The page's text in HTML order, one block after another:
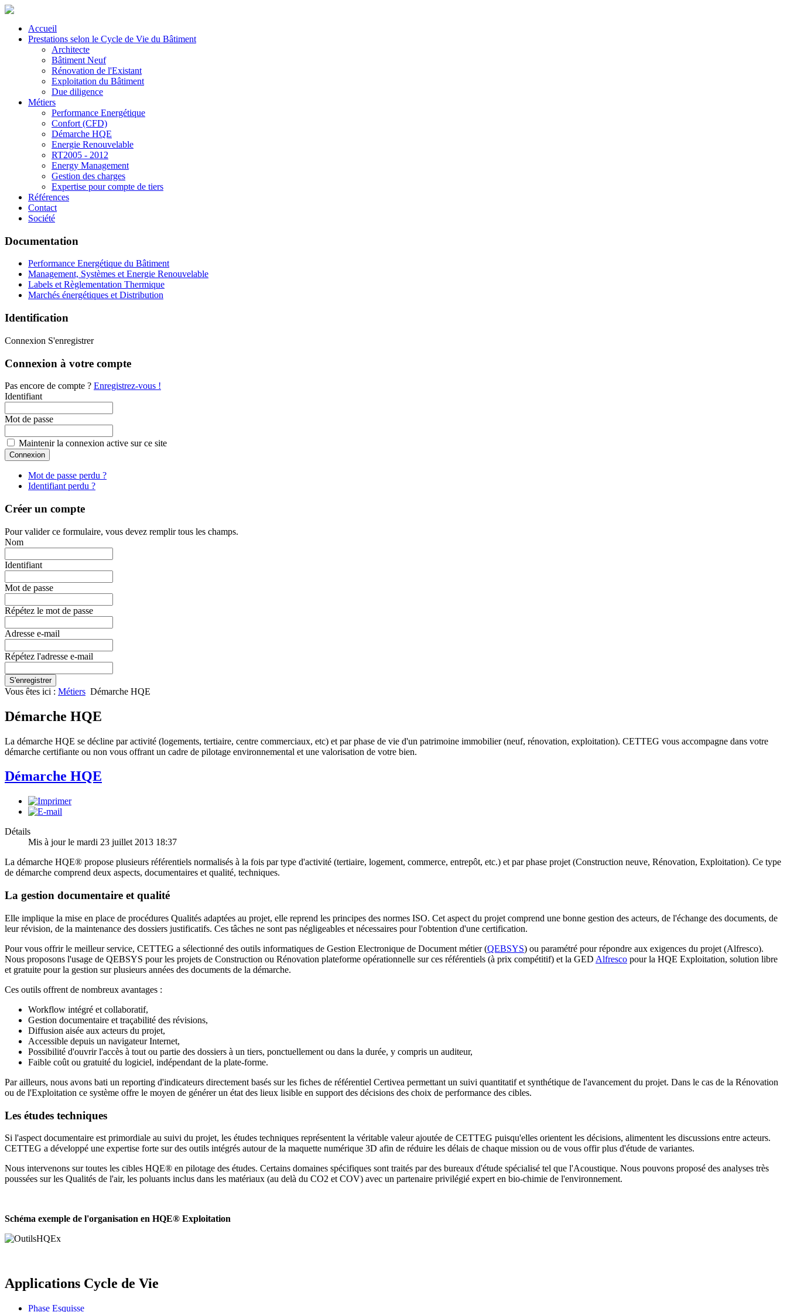
Accueil
Prestations selon le Cycle de Vie du Bâtiment
Architecte
Bâtiment Neuf
Rénovation de l'Existant
Exploitation du Bâtiment
Due diligence
Métiers
Performance Energétique
Confort (CFD)
Démarche HQE
Energie Renouvelable
RT2005 - 2012
Energy Management
Gestion des charges
Expertise pour compte de tiers
Références
Contact
Société
Documentation
Performance Energétique du Bâtiment
Management, Systèmes et Energie Renouvelable
Labels et Règlementation Thermique
Marchés énergétiques et Distribution
Identification
Connexion S'enregistrer
Connexion à votre compte
Pas encore de compte ? Enregistrez-vous !
Identifiant
Mot de passe
Maintenir la connexion active sur ce site
Mot de passe perdu ?
Identifiant perdu ?
Créer un compte
Pour valider ce formulaire, vous devez remplir tous les champs.
Nom
Identifiant
Mot de passe
Répétez le mot de passe
Adresse e-mail
Répétez l'adresse e-mail
S'enregistrer
Vous êtes ici : Métiers Démarche HQE
Démarche HQE
La démarche HQE se décline par activité (logements, tertiaire, centre commerciaux, etc) et par phase de vie d'un patrimoine immobilier (neuf, rénovation, exploitation). CETTEG vous accompagne dans votre
démarche certifiante ou non vous offrant un cadre de pilotage environnemental et une valorisation de votre bien.
Démarche HQE
Détails
Mis à jour le mardi 23 juillet 2013 18:37
La démarche HQE® propose plusieurs référentiels normalisés à la fois par type d'activité (tertiaire, logement, commerce, entrepôt, etc.) et par phase projet (Construction neuve, Rénovation, Exploitation). Ce type
de démarche comprend deux aspects, documentaires et qualité, techniques.
La gestion documentaire et qualité
Elle implique la mise en place de procédures Qualités adaptées au projet, elle reprend les principes des normes ISO. Cet aspect du projet comprend une bonne gestion des acteurs, de l'échange des documents, de
leur révision, de la maintenance des dossiers justificatifs. Ces tâches ne sont pas négligeables et nécessaires pour l'obtention d'une certification.
Pour vous offrir le meilleur service, CETTEG a sélectionné des outils informatiques de Gestion Electronique de Document métier (QEBSYS) ou paramétré pour répondre aux exigences du projet (Alfresco).
Nous proposons l'usage de QEBSYS pour les projets de Construction ou Rénovation plateforme opérationnelle sur ces référentiels (à prix compétitif) et la GED Alfresco pour la HQE Exploitation, solution libre
et gratuite pour la gestion sur plusieurs années des documents de la démarche.
Ces outils offrent de nombreux avantages :
Workflow intégré et collaboratif,
Gestion documentaire et traçabilité des révisions,
Diffusion aisée aux acteurs du projet,
Accessible depuis un navigateur Internet,
Possibilité d'ouvrir l'accès à tout ou partie des dossiers à un tiers, ponctuellement ou dans la durée, y compris un auditeur,
Faible coût ou gratuité du logiciel, indépendant de la plate-forme.
Par ailleurs, nous avons bati un reporting d'indicateurs directement basés sur les fiches de référentiel Certivea permettant un suivi quantitatif et synthétique de l'avancement du projet. Dans le cas de la Rénovation
ou de l'Exploitation ce système offre le moyen de générer un état des lieux lisible en support des décisions des choix de performance des cibles.
Les études techniques
Si l'aspect documentaire est primordiale au suivi du projet, les études techniques représentent la véritable valeur ajoutée de CETTEG puisqu'elles orientent les décisions, alimentent les discussions entre acteurs.
CETTEG a développé une expertise forte sur des outils intégrés autour de la maquette numérique 3D afin de réduire les délais de chaque mission ou de vous offir plus d'étude de variantes.
Nous intervenons sur toutes les cibles HQE® en pilotage des études. Certains domaines spécifiques sont traités par des bureaux d'étude spécialisé tel que l'Acoustique. Nous pouvons proposé des analyses très
poussées sur les Qualités de l'air, les poluants inclus dans les matériaux (au delà du CO2 et COV) avec un partenaire privilégié expert en bio-chimie de l'environnement.
Schéma exemple de l'organisation en HQE® Exploitation
Applications Cycle de Vie
Phase Esquisse